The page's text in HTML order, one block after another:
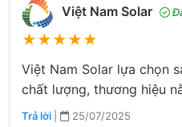
Việt Nam Solar
★★★★★
Việt Nam Solar lựa chọn
chất lượng, thương hiệu
Trả lời | 25/07/2025